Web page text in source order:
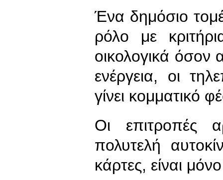
Ένα δημόσιο
ρόλο με
οικολογικά
ενέργεια, οι
γίνει κομματικό
Οι επιτροπές
πολυτελή
κάρτες, είναι